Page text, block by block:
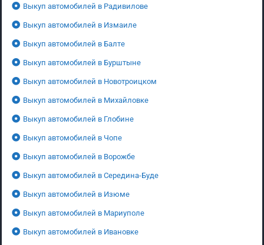
Выкуп автомобилей в Радивилове
Выкуп автомобилей в Измаиле
Выкуп автомобилей в Балте
Выкуп автомобилей в Бурштыне
Выкуп автомобилей в Новотроицком
Выкуп автомобилей в Михайловке
Выкуп автомобилей в Глобине
Выкуп автомобилей в Чопе
Выкуп автомобилей в Ворожбе
Выкуп автомобилей в Середина-Буде
Выкуп автомобилей в Изюме
Выкуп автомобилей в Мариуполе
Выкуп автомобилей в Ивановке